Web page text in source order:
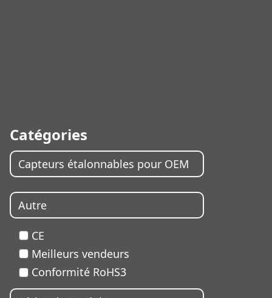
Catégories
Capteurs étalonnables pour OEM
Autre
CE
Meilleurs vendeurs
Conformité RoHS3